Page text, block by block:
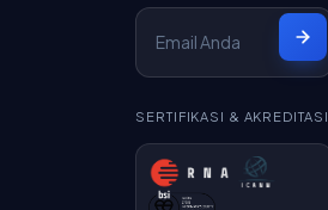
SERTIFIKASI & AKREDITASI